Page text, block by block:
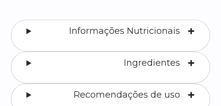
Informações Nutricionais
Ingredientes
Recomendações de uso